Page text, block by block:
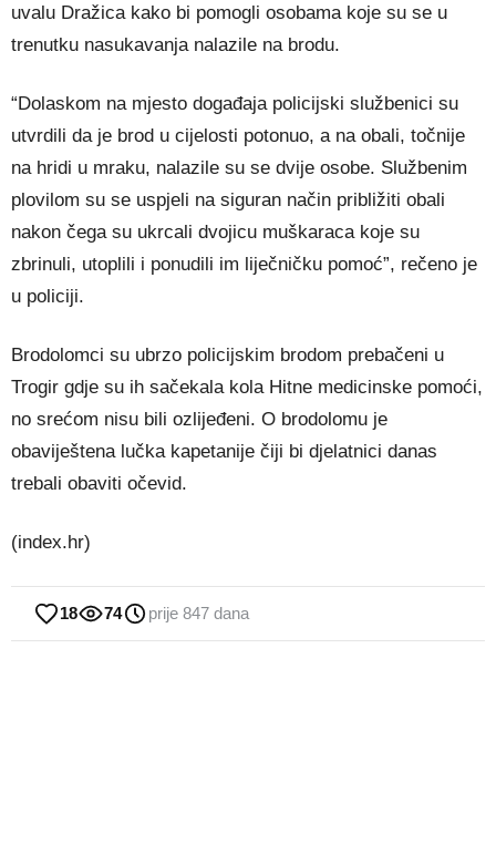
uvalu Dražica kako bi pomogli osobama koje su se u
trenutku nasukavanja nalazile na brodu.
“Dolaskom na mjesto događaja policijski službenici su
utvrdili da je brod u cijelosti potonuo, a na obali, točnije
na hridi u mraku, nalazile su se dvije osobe. Službenim
plovilom su se uspjeli na siguran način približiti obali
nakon čega su ukrcali dvojicu muškaraca koje su
zbrinuli, utoplili i ponudili im liječničku pomoć”, rečeno je
u policiji.
Brodolomci su ubrzo policijskim brodom prebačeni u
Trogir gdje su ih sačekala kola Hitne medicinske pomoći,
no srećom nisu bili ozlijeđeni. O brodolomu je
obaviještena lučka kapetanije čiji bi djelatnici danas
trebali obaviti očevid.
(index.hr)
18 74 prije 847 dana